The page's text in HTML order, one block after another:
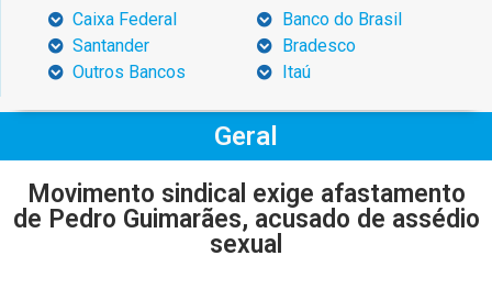
Caixa Federal
Santander
Outros Bancos
Banco do Brasil
Bradesco
Itaú
Geral
Movimento sindical exige afastamento
de Pedro Guimarães, acusado de assédio
sexual